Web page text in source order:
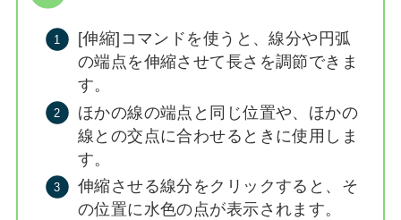
[伸縮]コマンドを使うと、線分や円弧
の端点を伸縮させて長さを調節できま
す。
ほかの線の端点と同じ位置や、ほかの
線との交点に合わせるときに使用しま
す。
伸縮させる線分をクリックすると、そ
の位置に水色の点が表示されます。